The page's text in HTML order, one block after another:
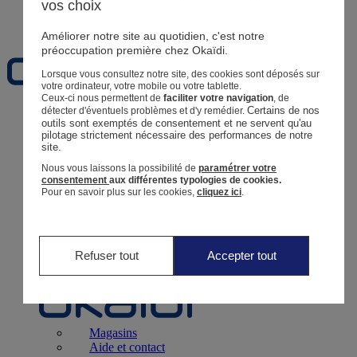
Naissance0 - 12 mois
Magasins
Retour
Bébé Fille3 mois - 5 ans
Magasins
Aide et contact
vos choix
Améliorer notre site au quotidien, c'est notre
préoccupation première chez Okaïdi.
Lorsque vous consultez notre site, des cookies sont déposés sur
votre ordinateur, votre mobile ou votre tablette.
Ceux-ci nous permettent defaciliter votre navigation , de
détecter d'éventuels problèmes et d'y remédier.Certains de nos
outils sont exemptés de consentement et ne servent qu'au
pilotage strictement nécessaire des performances de notre
site.
Nous vous laissons la possibilité deparamétrer votre
consentementaux différentes typologies de cookies.
Pour en savoir plus sur les cookies,cliquez ici
Refuser tout Accepter tout